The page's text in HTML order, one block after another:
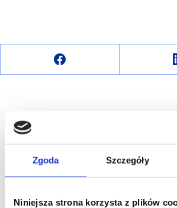
Zgoda Szczegóły
Niniejsza strona korzysta z plików
R E K L A M A